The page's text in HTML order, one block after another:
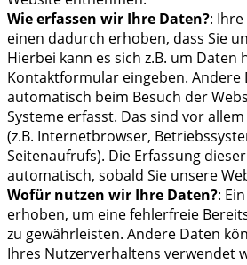
Wie erfassen wir Ihre Daten?:
einen dadurch erhoben, dass Sie
Hierbei kann es sich z.B. um Daten
Kontaktformular eingeben. Andere
automatisch beim Besuch der
Systeme erfasst. Das sind vor
(z.B. Internetbrowser,
Seitenaufrufs). Die Erfassung
automatisch, sobald Sie unsere
Wofür nutzen wir Ihre Daten?:
erhoben, um eine fehlerfreie
zu gewährleisten. Andere Daten
Ihres Nutzerverhaltens verwendet